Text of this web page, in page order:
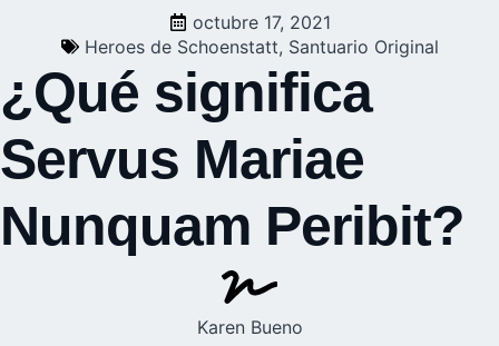
octubre 17, 2021
Heroes de Schoenstatt, Santuario Original
¿Qué significa
Servus Mariae
Nunquam Peribit?
Karen Bueno